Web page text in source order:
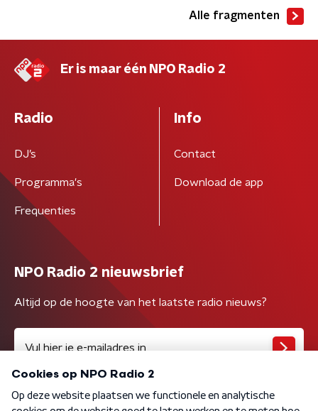
Alle fragmenten
Er is maar één NPO Radio 2
Radio
DJ’s
Programma's
Frequenties
Info
Contact
Download de app
NPO Radio 2 nieuwsbrief
Altijd op de hoogte van het laatste radio nieuws?